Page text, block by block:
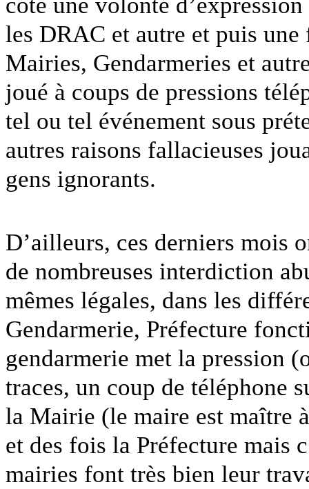
les DRAC et autre et puis
Mairies, Gendarmeries et
joué à coups de pressions
tel ou tel événement sous
autres raisons fallacieuses
gens ignorants.
D’ailleurs, ces derniers mois
de nombreuses interdiction
mêmes légales, dans les
Gendarmerie, Préfecture
gendarmerie met la pression
traces, un coup de téléphone
la Mairie (le maire est maître
et des fois la Préfecture mais
mairies font très bien leur